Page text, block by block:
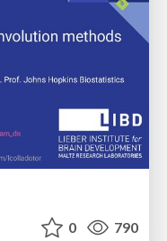
0 790